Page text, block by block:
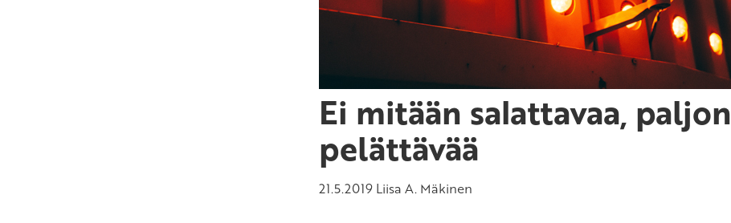
Ei mitään salattavaa, paljon
pelättävää
21.5.2019 Liisa A. Mäkinen